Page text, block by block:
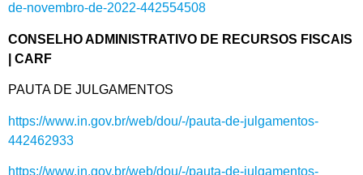
de-novembro-de-2022-442554508
CONSELHO ADMINISTRATIVO DE RECURSOS FISCAIS
| CARF
PAUTA DE JULGAMENTOS
https://www.in.gov.br/web/dou/-/pauta-de-julgamentos-
442462933
https://www.in.gov.br/web/dou/-/pauta-de-julgamentos-